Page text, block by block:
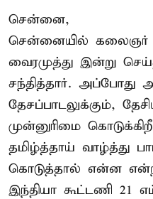
சென்னை,
சென்னையில் கலைஞர்
வைரமுத்து இன்று
சந்தித்தார். அப்போது
தேசப்பாடலுக்கும்,
முன்னுரிமை
தமிழ்த்தாய் வாழ்த்து
கொடுத்தால் என்ன
இந்தியா கூட்டணி 21